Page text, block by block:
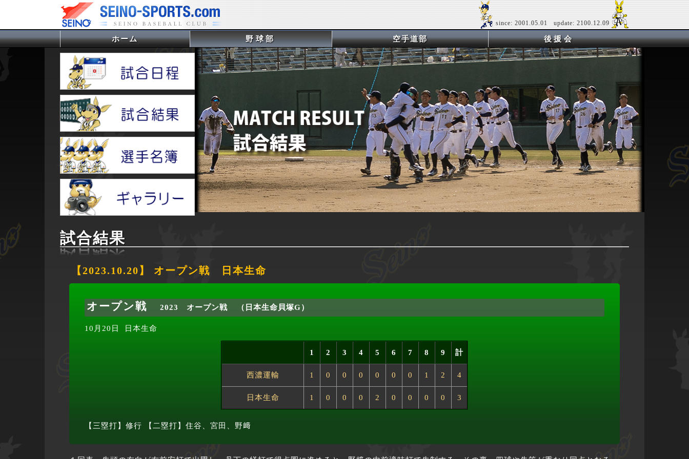
since: 2001.05.01 update: 2100.12.09
ホーム(current) 野球部 空手道部 後援会
試合結果
【2023.10.20】 オープン戦 日本生命
オープン戦 2023 オープン戦 （日本生命貝塚G）
10月20日 日本生命
1 2 3 4 5 6 7 8 9 計
西濃運輸 1 0 0 0 0 0 0 1 2 4
日本生命 1 0 0 0 2 0 0 0 0 3
【三塁打】修行 【二塁打】住谷、宮田、野﨑